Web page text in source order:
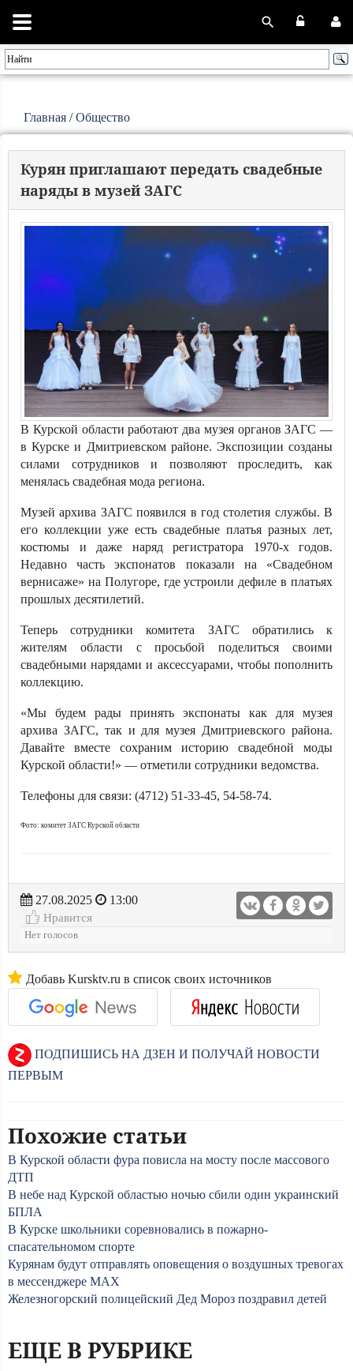
Главная /Общество
Курян приглашают передать свадебные
наряды в музей ЗАГС
В Курской области работают два музея органов ЗАГС —
в Курске и Дмитриевском районе. Экспозиции созданы
силами сотрудников и позволяют проследить, как
менялась свадебная мода региона.
Музей архива ЗАГС появился в год столетия службы. В
его коллекции уже есть свадебные платья разных лет,
костюмы и даже наряд регистратора 1970-х годов.
Недавно часть экспонатов показали на «Свадебном
вернисаже» на Полугоре, где устроили дефиле в платьях
прошлых десятилетий.
Теперь сотрудники комитета ЗАГС обратились к
жителям области с просьбой поделиться своими
свадебными нарядами и аксессуарами, чтобы пополнить
коллекцию.
«Мы будем рады принять экспонаты как для музея
архива ЗАГС, так и для музея Дмитриевского района.
Давайте вместе сохраним историю свадебной моды
Курской области!» — отметили сотрудники ведомства.
Телефоны для связи: (4712) 51-33-45, 54-58-74.
Фото: комитет ЗАГС Курской области
27.08.2025
13:00
Нравится
Нет голосов
Добавь Kursktv.ru в список своих источников
ПОДПИШИСЬ НА ДЗЕН И ПОЛУЧАЙ НОВОСТИ
ПЕРВЫМ
Похожие статьи
В Курской области фура повисла на мосту после массового
ДТП
В небе над Курской областью ночью сбили один украинский
БПЛА
В Курске школьники соревновались в пожарно-
спасательномом спорте
Курянам будут отправлять оповещения о воздушных тревогах
в мессенджере МАХ
Железногорский полицейский Дед Мороз поздравил детей
ЕЩЕ В РУБРИКЕ